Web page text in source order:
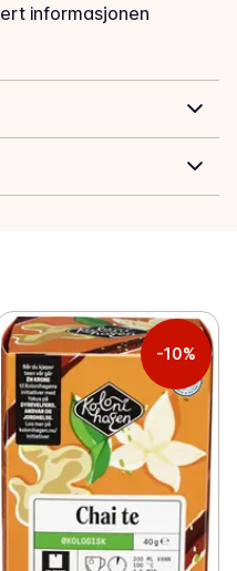
informasjonen
-10%